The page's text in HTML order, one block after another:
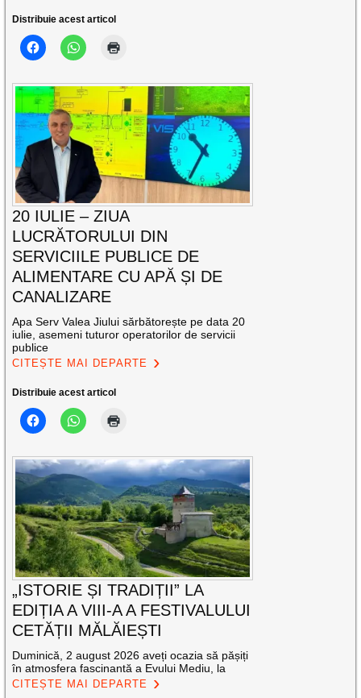
Distribuie acest articol
20 IULIE – ZIUA
LUCRĂTORULUI DIN
SERVICIILE PUBLICE DE
ALIMENTARE CU APĂ ȘI DE
CANALIZARE
Apa Serv Valea Jiului sărbătorește pe data 20
iulie, asemeni tuturor operatorilor de servicii
publice
CITEȘTE MAI DEPARTE
Distribuie acest articol
„ISTORIE ȘI TRADIȚII” LA
EDIȚIA A VIII-A A FESTIVALULUI
CETĂȚII MĂLĂIEȘTI
Duminică, 2 august 2026 aveți ocazia să pășiți
în atmosfera fascinantă a Evului Mediu, la
CITEȘTE MAI DEPARTE